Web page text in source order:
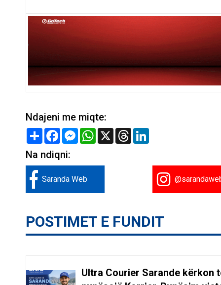
Ndajeni me miqte:
Share FacebookMessenger
WhatsApp
X Threads
Na ndiqni:
Saranda Web
POSTIMET E FUNDIT
Ultra Courier Sarande kërkon